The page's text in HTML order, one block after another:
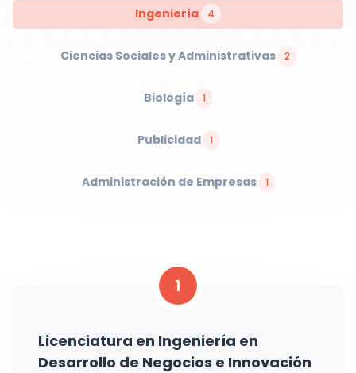
Ingeniería 4
Ciencias Sociales y Administrativas 2
Biología 1
Publicidad 1
Administración de Empresas 1
1
Licenciatura en Ingeniería en
Desarrollo de Negocios e Innovación